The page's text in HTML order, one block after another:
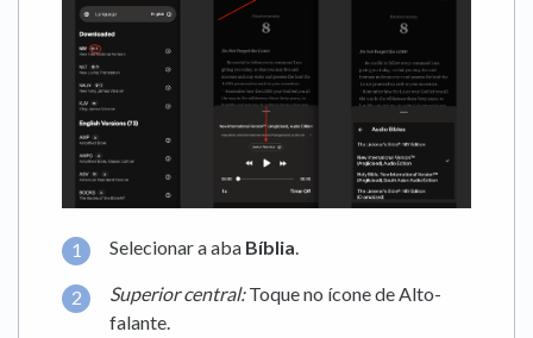
Selecionar a aba Bíblia.
Superior central:Toque no ícone de Alto-
falante.